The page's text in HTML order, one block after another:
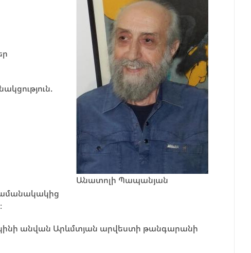
Անատոլի Պապանյան
անվան Արևմտյան արվեստի թանգարանի